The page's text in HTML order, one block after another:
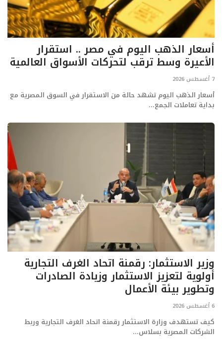
أسعار الذهب اليوم في مصر .. استقرار
الأعيرة وسط ترقب لتحركات الأسواق العالمية
7 أغسطس 2026
أسعار الذهب اليوم تشهد حالة من الاستقرار في السوق المصرية مع
بداية تعاملات الجمع...
وزير الاستثمار: رقمنة اتحاد الغرف التجارية
أولوية لتعزيز الاستثمار وزيادة الصادرات
وتطوير بيئة الأعمال
6 أغسطس 2026
كيف تستهدف وزارة الاستثمار رقمنة اتحاد الغرف التجارية وربط
الشركات المصرية بسلاس...